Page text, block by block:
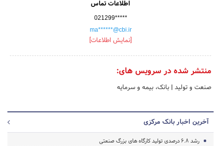
اطلاعات تماس
021299*****
ma******@cbi.ir
[نمایش اطلاعات]
منتشر شده در سرویس های:
صنعت و تولید | بانک، بیمه و سرمایه
آخرین اخبار بانک مرکزی
رشد 6.8 درصدی تولید کارگاه های بزرگ صنعتی